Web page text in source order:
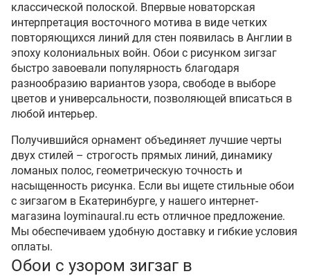
классической полоской. Впервые новаторская
интерпретация восточного мотива в виде четких
повторяющихся линий для стен появилась в Англии в
эпоху колониальных войн. Обои с рисунком зигзаг
быстро завоевали популярность благодаря
разнообразию вариантов узора, свободе в выборе
цветов и универсальности, позволяющей вписаться в
любой интерьер.
Получившийся орнамент объединяет лучшие черты
двух стилей – строгость прямых линий, динамику
ломаных полос, геометрическую точность и
насыщенность рисунка. Если вы ищете стильные обои
с зигзагом в Екатеринбурге, у нашего интернет-
магазина loyminaural.ru есть отличное предложение.
Мы обеспечиваем удобную доставку и гибкие условия
оплаты.
Обои с узором зигзаг в